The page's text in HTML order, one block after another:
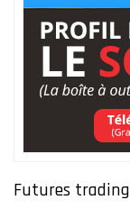
Futures trading